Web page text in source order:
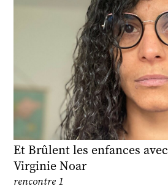
Et Brûlent les enfances avec
Virginie Noar
rencontre 1